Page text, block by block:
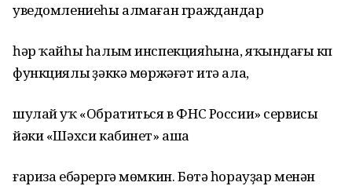
уведомлениеһы алмаған граждандар
һәр ҡайһы һалым инспекцияһына, яҡындағы күп
функциялы үҙәккә мөржәғәт итә ала,
шулай уҡ «Обратиться в ФНС России» сервисы
йәки «Шәхси кабинет» аша
ғариза ебәрергә мөмкин. Бөтә һорауҙар менән